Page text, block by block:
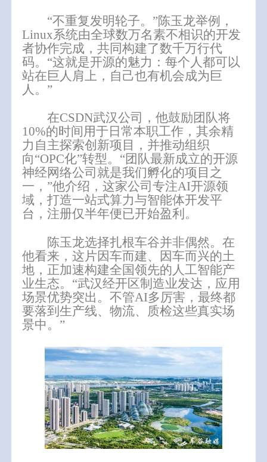
“不重复发明轮子。”陈玉龙举例，
Linux系统由全球数万名素不相识的开发
者协作完成，共同构建了数千万行代
码。“这就是开源的魅力：每个人都可以
站在巨人肩上，自己也有机会成为巨
人。”
在CSDN武汉公司，他鼓励团队将
10%的时间用于日常本职工作，其余精
力自主探索创新项目，并推动组织
向“OPC化”转型。“团队最新成立的开源
神经网络公司就是我们孵化的项目之
一，”他介绍，这家公司专注AI开源领
域，打造一站式算力与智能体开发平
台，注册仅半年便已开始盈利。
陈玉龙选择扎根车谷并非偶然。在
他看来，这片因车而建、因车而兴的土
地，正加速构建全国领先的人工智能产
业生态。 “武汉经开区制造业发达，应用
场景优势突出。不管AI多厉害，最终都
要落到生产线、物流、质检这些真实场
景中 。 ”